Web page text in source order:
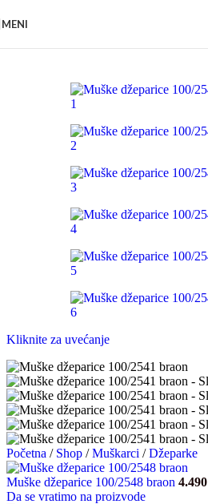
MENI
Kliknite za uvećanje
Početna / Shop / Muškarci / Džeparke
Muške džeparice 100/2548 braon 4.490
Da se vratimo na proizvode